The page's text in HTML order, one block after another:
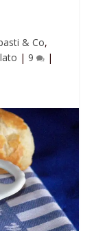
& Co,
| 9 |